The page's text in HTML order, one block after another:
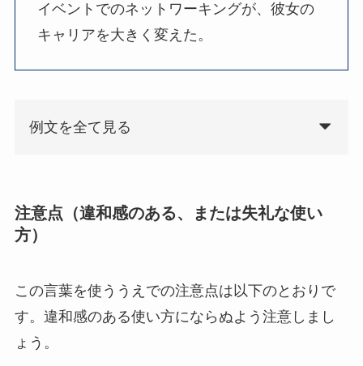
イベントでのネットワーキングが、彼女の
キャリアを大きく変えた。
例文を全て見る
注意点（違和感のある、または失礼な使い
方）
この言葉を使ううえでの注意点は以下のとおりで
す。違和感のある使い方にならぬよう注意しまし
ょう。